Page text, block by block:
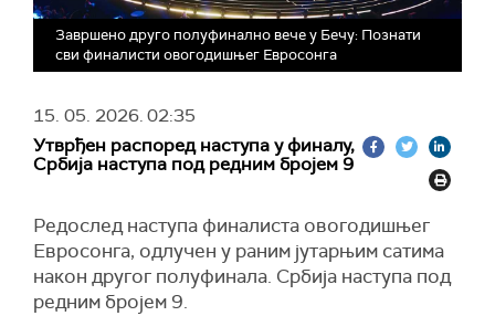
Завршено друго полуфинално вече у Бечу: Познати
сви финалисти овогодишњег Евросонга
15. 05. 2026.02:35
Утврђен распоред наступа у финалу,
Србија наступа под редним бројем 9
Редослед наступа финалиста овогодишњег
Евросонга, одлучен у раним јутарњим сатима
након другог полуфинала. Србија наступа под
редним бројем 9.